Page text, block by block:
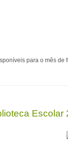
para o mês
Escolar